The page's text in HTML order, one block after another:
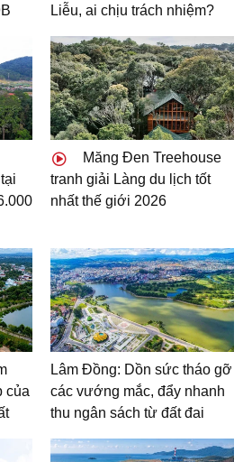
Liễu, ai chịu trách nhiệm?
Măng Đen Treehouse
tranh giải Làng du lịch tốt
nhất thế giới 2026
của
Lâm Đồng: Dồn sức tháo gỡ
các vướng mắc, đẩy nhanh
thu ngân sách từ đất đai